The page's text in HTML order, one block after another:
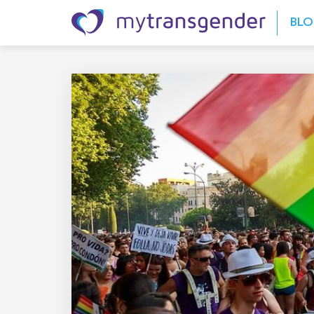
Skip to content